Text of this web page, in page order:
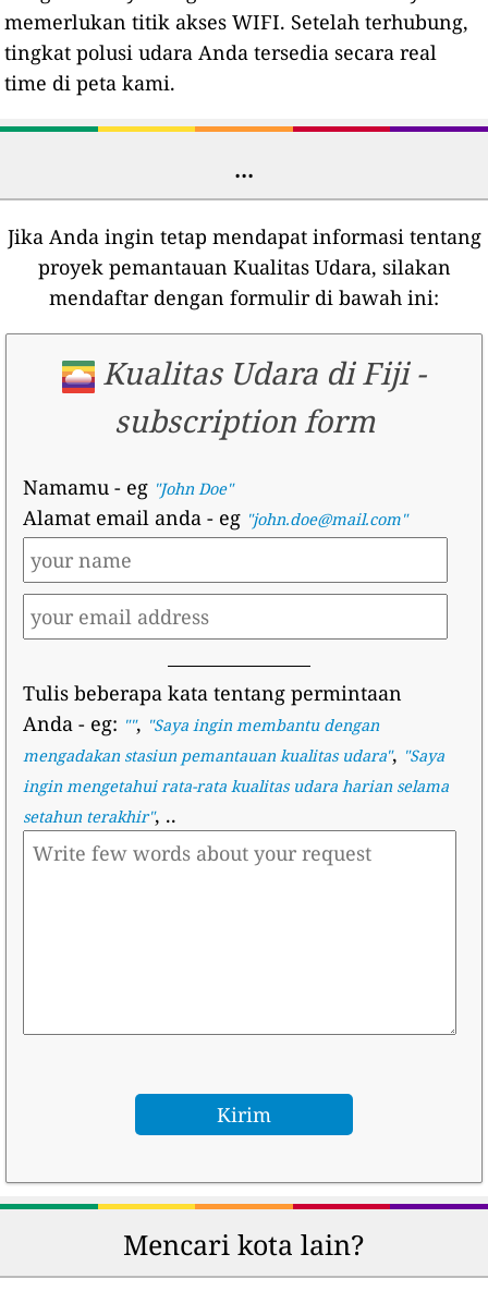
memerlukan titik akses WIFI. Setelah terhubung,
tingkat polusi udara Anda tersedia secara real
time di peta kami.
...
Jika Anda ingin tetap mendapat informasi tentang
proyek pemantauan Kualitas Udara, silakan
mendaftar dengan formulir di bawah ini:
Kualitas Udara di Fiji-
subscription form
Namamu- eg "John Doe"
Alamat email anda- eg "john.doe@mail.com"
Tulis beberapa kata tentang permintaan
Anda- eg: "", "Saya ingin membantu dengan
mengadakan stasiun pemantauan kualitas udara", "Saya
ingin mengetahui rata-rata kualitas udara harian selama
setahun terakhir", ..
Mencari kota lain?